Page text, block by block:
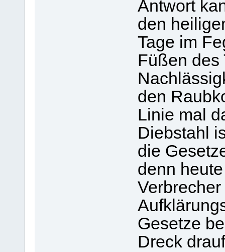
Antwort
den
Tage im
Füßen des
den
Linie mal
Diebstahl
die
denn
Gesetze
Dreck